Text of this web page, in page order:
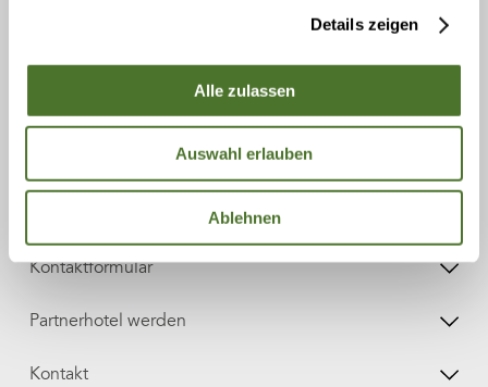
Details zeigen
Alle zulassen
Auswahl erlauben
Ablehnen
Anmelden
Kontaktformular
Partnerhotel werden
Kontakt